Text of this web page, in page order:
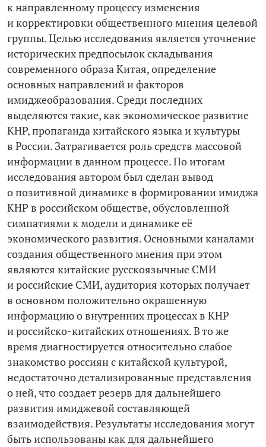
к направленному процессу изменения
и корректировки общественного мнения целевой
группы. Целью исследования является уточнение
исторических предпосылок складывания
современного образа Китая, определение
основных направлений и факторов
имиджеобразования. Среди последних
выделяются такие, как экономическое развитие
КНР, пропаганда китайского языка и культуры
в России. Затрагивается роль средств массовой
информации в данном процессе. По итогам
исследования автором был сделан вывод
о позитивной динамике в формировании имиджа
КНР в российском обществе, обусловленной
симпатиями к модели и динамике её
экономического развития. Основными каналами
создания общественного мнения при этом
являются китайские русскоязычные СМИ
и российские СМИ, аудитория которых получает
в основном положительно окрашенную
информацию о внутренних процессах в КНР
и российско-­китайских отношениях. В то же
время диагностируется относительно слабое
знакомство россиян с китайской культурой,
недостаточно детализированные представления
о ней, что создает резерв для дальнейшего
развития имиджевой составляющей
взаимодействия. Результаты исследования могут
быть использованы как для дальнейшего